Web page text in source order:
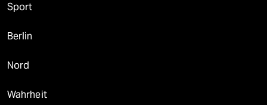
Sport
Berlin
Nord
Wahrheit